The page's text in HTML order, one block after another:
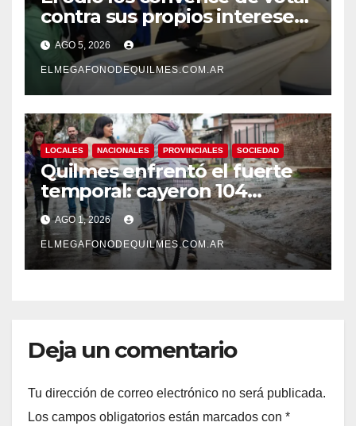
contra sus propios intereses.
Una Sociedad atrapada en la
grieta
AGO 5, 2026
ELMEGAFONODEQUILMES.COM.AR
LOCALES NACIONALES PROVINCIALES SOCIEDAD
Quilmes enfrentó el fuerte
temporal: cayeron 104
milímetros de lluvia en 24
horas.
AGO 1, 2026
ELMEGAFONODEQUILMES.COM.AR
Deja un comentario
Tu dirección de correo electrónico no será publicada.
Los campos obligatorios están marcados con *